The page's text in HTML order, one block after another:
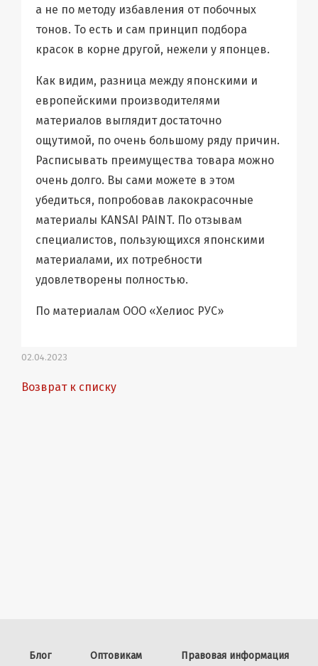
а не по методу избавления от побочных
тонов. То есть и сам принцип подбора
красок в корне другой, нежели у японцев.
Как видим, разница между японскими и
европейскими производителями
материалов выглядит достаточно
ощутимой, по очень большому ряду причин.
Расписывать преимущества товара можно
очень долго. Вы сами можете в этом
убедиться, попробовав лакокрасочные
материалы KANSAI PAINT. По отзывам
специалистов, пользующихся японскими
материалами, их потребности
удовлетворены полностью.
По материалам ООО «Хелиос РУС»
02.04.2023
Возврат к списку
Блог Оптовикам Правовая информация